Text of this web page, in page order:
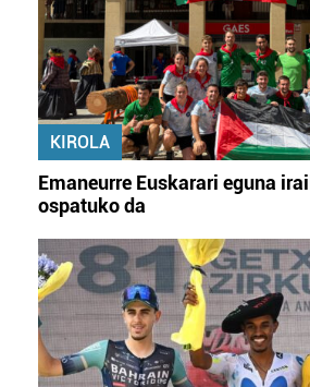
KIROLA
Emaneurre Euskarari eguna
ospatuko da